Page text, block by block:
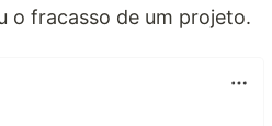
o fracasso de um projeto.